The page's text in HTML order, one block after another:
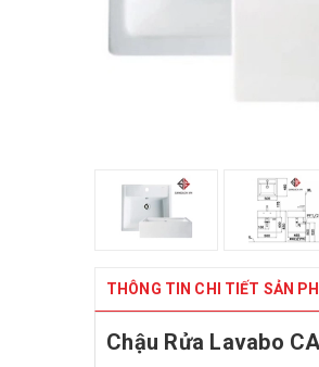
THÔNG TIN CHI TIẾT SẢN
Chậu Rửa Lavabo